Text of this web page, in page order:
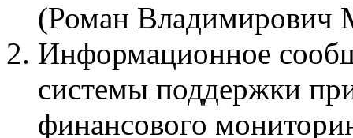
(Роман Владимирович
Информационное
системы поддержки
финансового